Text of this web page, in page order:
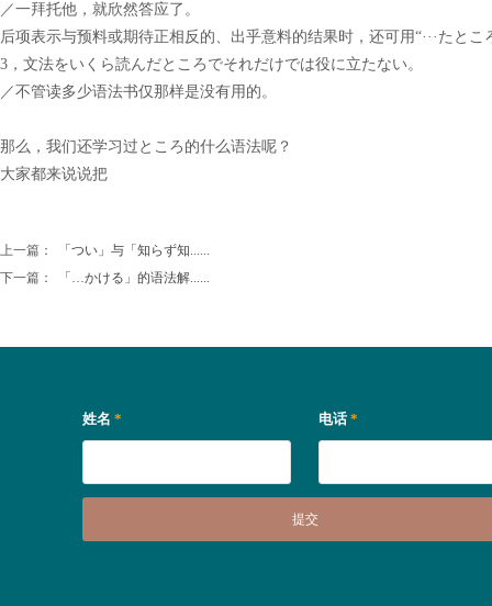
／一拜托他，就欣然答应了。
后项表示与预料或期待正相反的、出乎意料的结果时，还可用“···たと
3 ， 文法をいくら読んだところでそれだけでは役に立たない。
／不管读多少语法书仅那样是没有用的。
那么，我们还学习过ところ的什么语法呢？
大家都来说说把
上一篇：
「つい」与「知らず知......
下一篇：
「…かける」的语法解......
姓名 * 电话 *
提交